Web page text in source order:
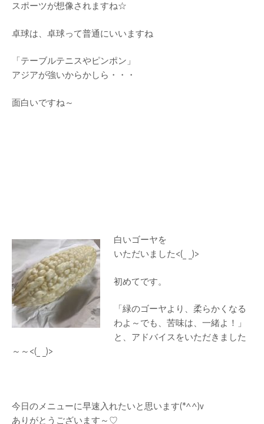
スポーツが想像されますね☆
卓球は、卓球って普通にいいますね
「テーブルテニスやピンポン」
アジアが強いからかしら・・・
面白いですね～
白いゴーヤを
いただいました<(_ _)>
初めてです。
「緑のゴーヤより、柔らかくなる
わよ～でも、苦味は、一緒よ！」
と、アドバイスをいただきました
～～<(_ _)>
今日のメニューに早速入れたいと思います(*^^)v
ありがとうございます～♡